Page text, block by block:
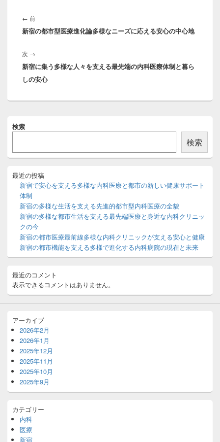
稿
ナ
ゲ
ー
シ
ョ
← 前前
の
新宿の都市型医療進化論多様なニーズに応える安心の中心地
次 →
の
投
新宿に集う多様な人々を支える最先端の内科医療体制と暮ら
しの安心
イ
イ
バ
検索
検索
最近の投稿
新宿で安心を支える多様な内科医療と都市の新しい健康サポート
体制
新宿の多様な生活を支える先進的都市型内科医療の全貌
新宿の多様な都市生活を支える最先端医療と身近な内科クリニッ
クの今
新宿の都市医療最前線多様な内科クリニックが支える安心と健康
新宿の都市機能を支える多様で進化する内科病院の現在と未来
最近のコメント
表示できるコメントはありません。
アーカイブ
2026年2月
2026年1月
2025年12月
2025年11月
2025年10月
2025年9月
カテゴリー
内科
医療
新宿